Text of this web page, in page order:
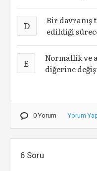
D
Bir davranış
edildiği
E
Normallik ve
diğerine
0 Yorum Yorum
6.Soru